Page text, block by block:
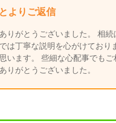
よりご返信
りがとうございました。 相
は丁寧な説明を心がけており
います。 些細な心配事でも
りがとうございました。